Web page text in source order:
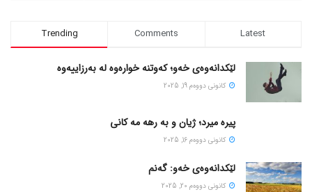
Trending Comments Latest
لێکدانەوەی خەو؛ کەوتنە خوارەوە لە بەرزاییەوە
كانونی دووه‌م 19, 2025
پیره میرد؛ ژیان و به رهه مه کانی
كانونی دووه‌م 16, 2025
لێکدانەوەی خەو: گەنم
كانونی دووه‌م 20, 2025